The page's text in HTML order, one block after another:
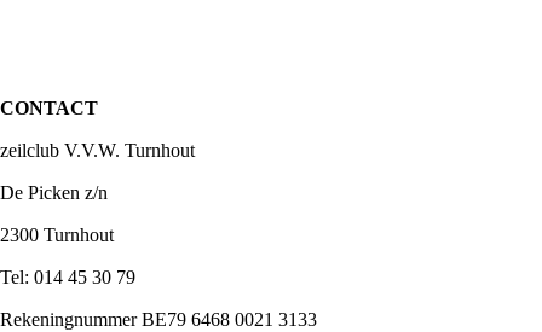
CONTACT
zeilclub V.V.W. Turnhout
De Picken z/n
2300 Turnhout
Tel: 014 45 30 79
Rekeningnummer BE79 6468 0021 3133